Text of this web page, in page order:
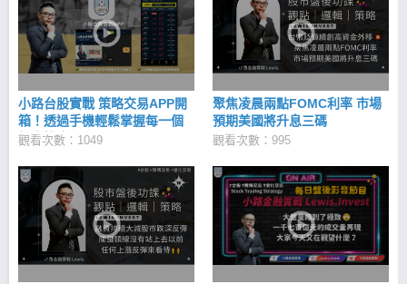
小路台股實戰 策略交易APP開
箱！透過手機輕鬆掌握每一個
投資機會！
觀看次數：1049
聚焦凌晨兩點FOMC利率 市場
預期美國將升息三碼
觀看次數：995